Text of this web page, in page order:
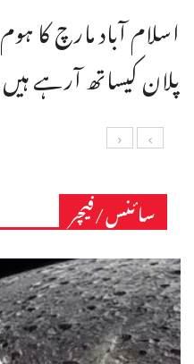
اسلام آباد مارچ کا
پلان کیساتھ آرہے
سائنس/فیچر